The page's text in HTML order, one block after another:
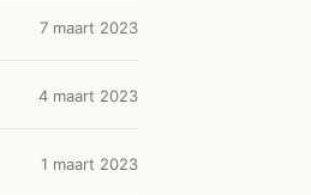
7 maart 2023
4 maart 2023
1 maart 2023